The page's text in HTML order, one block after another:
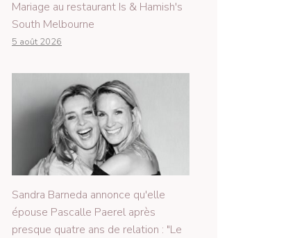
Mariage au restaurant Is & Hamish's
South Melbourne
5 août 2026
Sandra Barneda annonce qu'elle
épouse Pascalle Paerel après
presque quatre ans de relation : "Le